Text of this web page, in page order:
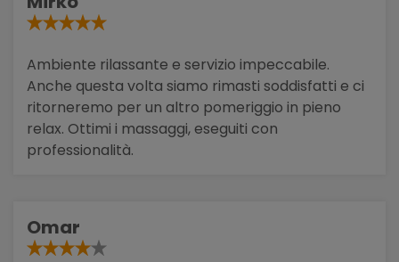
Ambiente rilassante e servizio impeccabile.
Anche questa volta siamo rimasti soddisfatti e ci
ritorneremo per un altro pomeriggio in pieno
relax. Ottimi i massaggi, eseguiti con
professionalità.
Omar